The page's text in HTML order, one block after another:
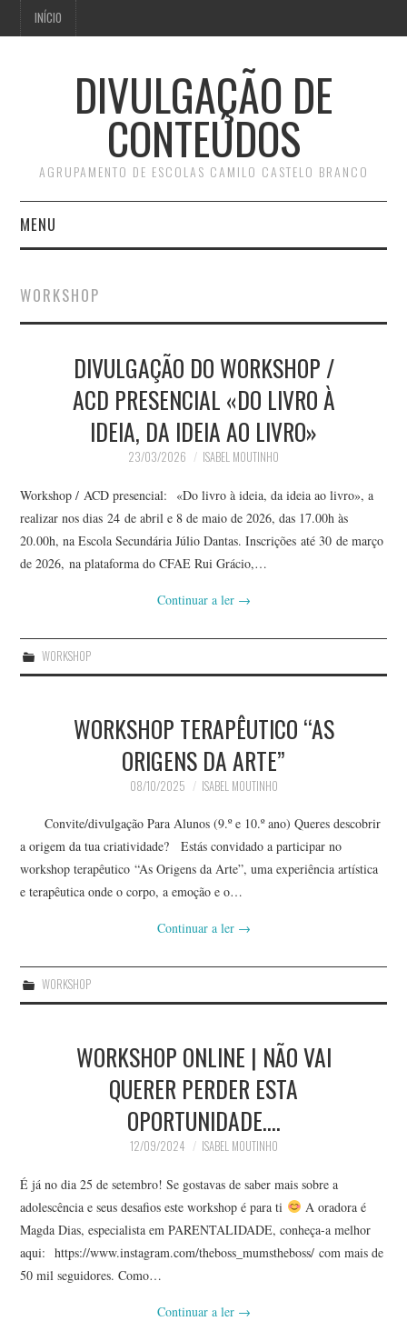
INÍCIO
DIVULGAÇÃO DE
CONTEÚDOS
AGRUPAMENTO DE ESCOLAS CAMILO CASTELO BRANCO
MENU
WORKSHOP
DIVULGAÇÃO DO WORKSHOP /
ACD PRESENCIAL «DO LIVRO À
IDEIA, DA IDEIA AO LIVRO»
23/03/2026 ISABEL MOUTINHO
Workshop / ACD presencial: «Do livro à ideia, da ideia ao livro», a
realizar nos dias 24 de abril e 8 de maio de 2026, das 17.00h às
20.00h, na Escola Secundária Júlio Dantas. Inscrições até 30 de março
de 2026, na plataforma do CFAE Rui Grácio,…
Continuar a ler →
WORKSHOP
WORKSHOP TERAPÊUTICO “AS
ORIGENS DA ARTE”
08/10/2025 ISABEL MOUTINHO
Convite/divulgação Para Alunos (9.º e 10.º ano) Queres descobrir
a origem da tua criatividade? Estás convidado a participar no
workshop terapêutico “As Origens da Arte”, uma experiência artística
e terapêutica onde o corpo, a emoção e o…
Continuar a ler →
WORKSHOP
WORKSHOP ONLINE | NÃO VAI
QUERER PERDER ESTA
OPORTUNIDADE….
12/09/2024 ISABEL MOUTINHO
É já no dia 25 de setembro! Se gostavas de saber mais sobre a
adolescência e seus desafios este workshop é para ti
A oradora é
Magda Dias, especialista em PARENTALIDADE, conheça-a melhor
aqui: https://www.instagram.com/theboss_mumstheboss/ com mais de
50 mil seguidores. Como…
Continuar a ler →